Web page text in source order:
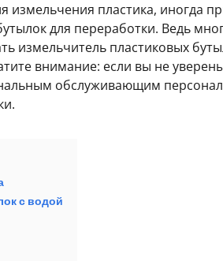
пластика, иногда
для переработки. Ведь
измельчитель пластиковых
внимание: если вы не
обслуживающим
с водой